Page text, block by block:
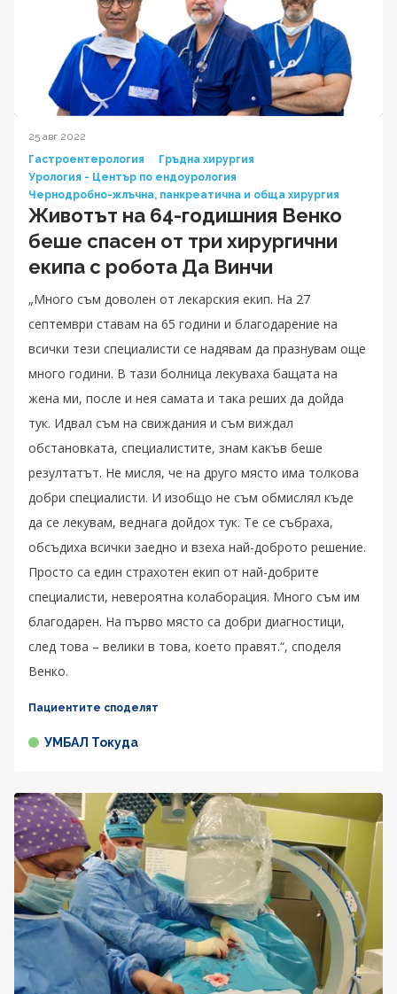
25 авг 2022
Гастроентерология
Гръдна хирургия
Урология - Център по ендоурология
Чернодробно-жлъчна, панкреатична и обща хирургия
Животът на 64-годишния Венко
беше спасен от три хирургични
екипа с робота Да Винчи
„Много съм доволен от лекарския екип. На 27
септември ставам на 65 години и благодарение на
всички тези специалисти се надявам да празнувам още
много години. В тази болница лекуваха бащата на
жена ми, после и нея самата и така реших да дойда
тук. Идвал съм на свиждания и съм виждал
обстановката, специалистите, знам какъв беше
резултатът. Не мисля, че на друго място има толкова
добри специалисти. И изобщо не съм обмислял къде
да се лекувам, веднага дойдох тук. Те се събраха,
обсъдиха всички заедно и взеха най-доброто решение.
Просто са един страхотен екип от най-добрите
специалисти, невероятна колаборация. Много съм им
благодарен. На първо място са добри диагностици,
след това – велики в това, което правят.“, споделя
Венко.
Пациентите споделят
УМБАЛ Токуда